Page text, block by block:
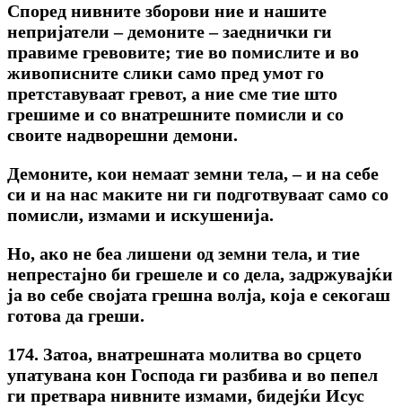
Според нивните зборови ние и нашите
непријатели – демоните – заеднички ги
правиме гревовите; тие во помислите и во
живописните слики само пред умот го
претставуваат гревот, а ние сме тие што
грешиме и co внатрешните помисли и co
своите надворешни демони.
Демоните, кои немаат земни тела, – и на себе
си и на нас маките ни ги подготвуваат само co
помисли, измами и искушенија.
Но, ако не беа лишени од земни тела, и тие
непрестајно би грешеле и co дела, задржувајќи
ја во себе својата грешна волја, која е секогаш
готова да греши.
174. Затоа, внатрешната молитва во срцето
упатувана кон Господа ги разбива и во пепел
ги претвара нивните измами, бидејќи Исус